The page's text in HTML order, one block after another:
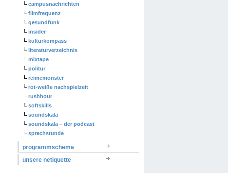
campusnachrichten
filmfrequenz
gesundfunk
insider
kulturkompass
literaturverzeichnis
mixtape
politur
reimemonster
rot-weiße nachspielzeit
rushhour
softskills
soundskala
soundskala – der podcast
sprechstunde
programmschema
unsere netiquette